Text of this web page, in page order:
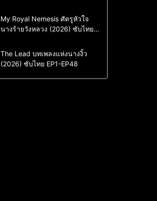
Comedy
Drama
Sci-Fi & Fantasy
ซีรี่ย์เกาหลี
My Royal Nemesis ศัตรูหัวใจ
นางร้ายวังหลวง (2026) ซับไทย
Drama
ซีรี่ย์จีน
ซีรี่ย์จีนซับไทย
The Lead บทเพลงแห่งนางงิ้ว
(2026) ซับไทย EP1-EP48